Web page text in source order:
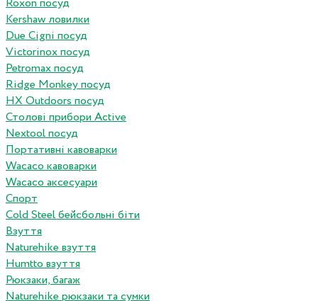
Roxon посуд
Kershaw ловилки
Due Cigni посуд
Victorinox посуд
Petromax посуд
Ridge Monkey посуд
HX Outdoors посуд
Столові прибори Active
Nextool посуд
Портативні кавоварки
Wacaco кавоварки
Wacaco аксесуари
Спорт
Cold Steel бейсбольні біти
Взуття
Naturehike взуття
Humtto взуття
Рюкзаки, багаж
Naturehike рюкзаки та сумки